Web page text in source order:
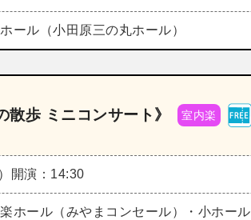
ール（小田原三の丸ホール）
歩 ミニコンサート》 室内楽
開演：14:30
ホール（みやまコンセール）・小ホール